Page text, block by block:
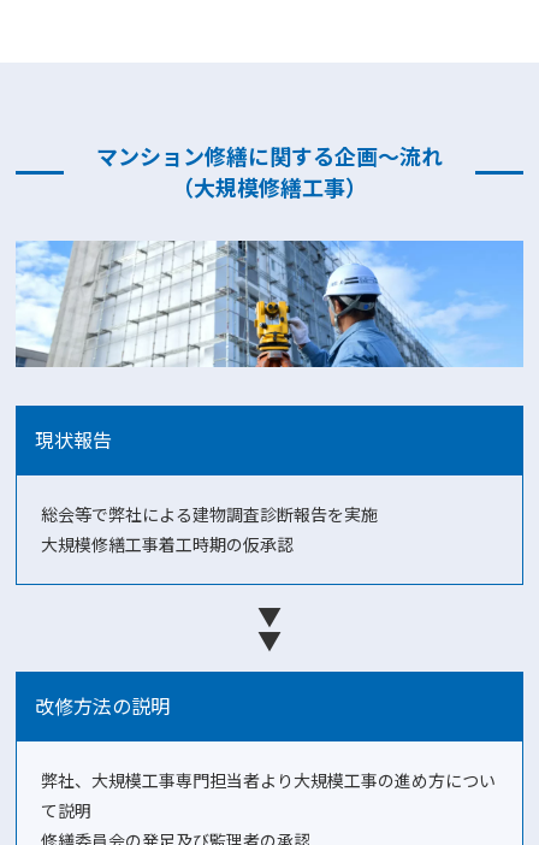
マンション修繕に関する企画〜流れ
（大規模修繕工事）
現状報告
総会等で弊社による建物調査診断報告を実施
大規模修繕工事着工時期の仮承認
▼
▼
改修方法の説明
弊社、大規模工事専門担当者より大規模工事の進め方につい
て説明